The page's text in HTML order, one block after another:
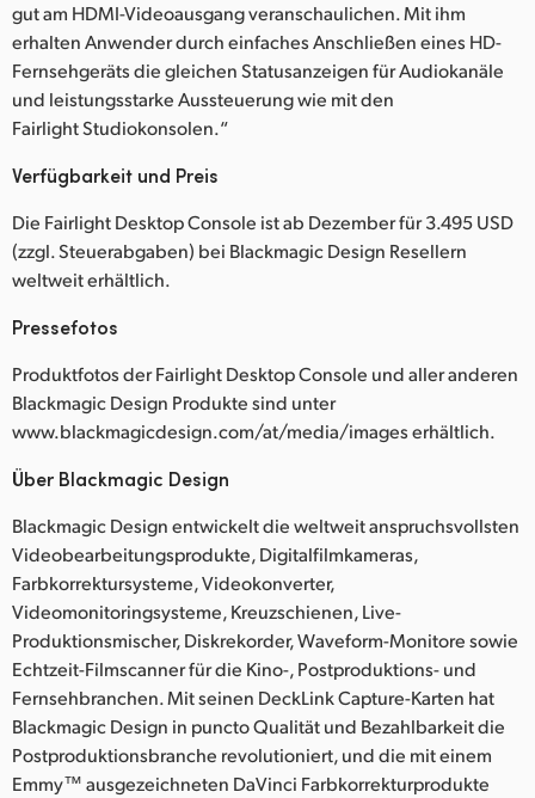
gut am HDMI-Videoausgang veranschaulichen. Mit ihm
erhalten Anwender durch einfaches Anschließen eines HD-
Fernsehgeräts die gleichen Statusanzeigen für Audiokanäle
und leistungsstarke Aussteuerung wie mit den
Fairlight Studiokonsolen.“
Verfügbarkeit und Preis
Die Fairlight Desktop Console ist ab Dezember für 3.495 USD
(zzgl. Steuerabgaben) bei Blackmagic Design Resellern
weltweit erhältlich.
Pressefotos
Produktfotos der Fairlight Desktop Console und aller anderen
Blackmagic Design Produkte sind unter
www.blackmagicdesign.com/at/media/images erhältlich.
Über Blackmagic Design
Blackmagic Design entwickelt die weltweit anspruchsvollsten
Videobearbeitungsprodukte, Digitalfilmkameras,
Farbkorrektursysteme, Videokonverter,
Videomonitoringsysteme, Kreuzschienen, Live-
Produktionsmischer, Diskrekorder, Waveform-Monitore sowie
Echtzeit-Filmscanner für die Kino-, Postproduktions- und
Fernsehbranchen. Mit seinen DeckLink Capture-Karten hat
Blackmagic Design in puncto Qualität und Bezahlbarkeit die
Postproduktionsbranche revolutioniert, und die mit einem
Emmy™ ausgezeichneten DaVinci Farbkorrekturprodukte